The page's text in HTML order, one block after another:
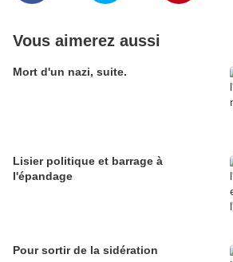
Vous aimerez aussi
Mort d'un nazi, suite.
Lisier politique et barrage à
l'épandage
Pour sortir de la sidération